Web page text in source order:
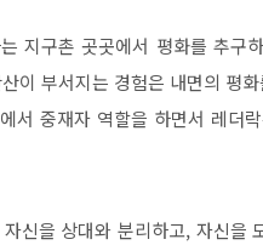
지구촌 곳곳에서 평화를 추구
이 부서지는 경험은 내면의 평
서 중재자 역할을 하면서 레더
신을 상대와 분리하고, 자신을